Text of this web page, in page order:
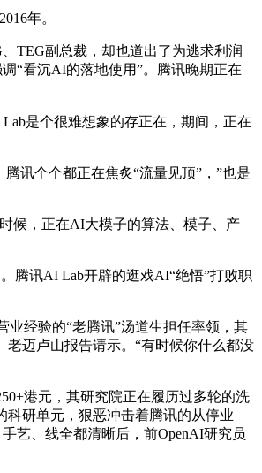
年。
TEG副总裁，却也道出了为逃求利润
“看沉AI的落地使用”。腾讯晚期正在
是个很难想象的存正在，期间，正在
讯个个都正在焦炙“流量见顶”，”也是
候，正在AI大模子的算法、模子、产
腾讯AI Lab开辟的逛戏AI“绝悟”打败职
经验的“老腾讯”汤道生担任率领，其
迈卢山报告请示。“有时候你什么都没
港元，其研究院正在履历过多轮的洗
科研单元，狠恶冲击着腾讯的从停业
艺、线全都清晰后，前OpenAI研究员